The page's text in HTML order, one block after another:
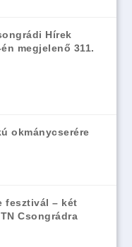
Hírek
megjelenő 311.
okmánycserére
fesztivál – két
Csongrádra